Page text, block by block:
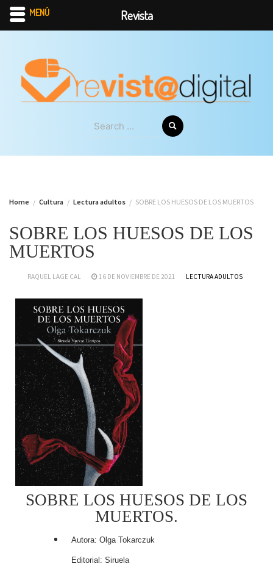
content
Search
for:
Home Cultura Lectura adultos SOBRE LOS HUESOS DE LOS MUERTOS
SOBRE LOS HUESOS DE LOS
MUERTOS
RAQUEL LAGE CAL 16 DE NOVIEMBRE DE 2021 LECTURA ADULTOS
SOBRE LOS HUESOS DE LOS
MUERTOS.
Autora: Olga Tokarczuk
Editorial: Siruela
MENÚ Revista